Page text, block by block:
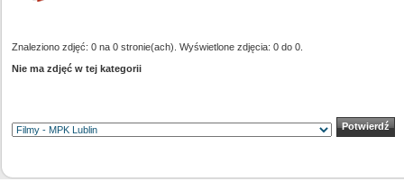
Znaleziono zdjęć: 0 na 0 stronie(ach). Wyświetlone zdjęcia: 0 do 0.
Nie ma zdjęć w tej kategorii